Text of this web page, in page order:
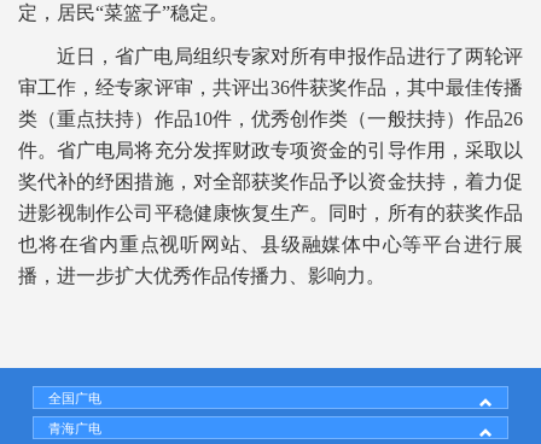
定，居民“菜篮子”稳定。
近日，省广电局组织专家对所有申报作品进行了两轮评
审工作，经专家评审，共评出36件获奖作品，其中最佳传播
类（重点扶持）作品10件，优秀创作类（一般扶持）作品26
件。省广电局将充分发挥财政专项资金的引导作用，采取以
奖代补的纾困措施，对全部获奖作品予以资金扶持，着力促
进影视制作公司平稳健康恢复生产。同时，所有的获奖作品
也将在省内重点视听网站、县级融媒体中心等平台进行展
播，进一步扩大优秀作品传播力、影响力。
全国广电
青海广电